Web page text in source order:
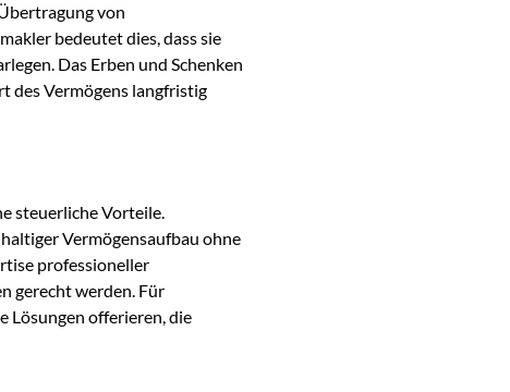
von
bedeutet dies, dass sie
Das Erben und Schenken
des Vermögens langfristig
steuerliche Vorteile.
Vermögensaufbau ohne
professioneller
gerecht werden. Für
Lösungen offerieren, die